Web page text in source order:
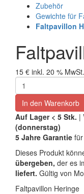
Zubehör
Gewichte für
Faltpavillon
15 € inkl. 20 % MwSt.
In den Warenkorb
Auf Lager < 5 Stk. |
(donnerstag)
5 Jahre Garantie
Dieses Produkt
übergeben, der es
liefert. Gültig von
Faltpavillon Heringe